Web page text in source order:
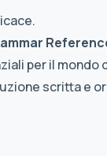
per il mondo
scritta e